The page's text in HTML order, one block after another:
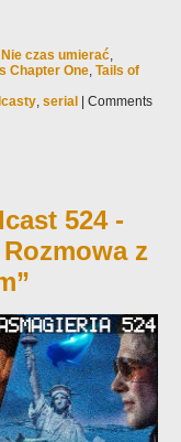
Nie czas umierać,
Chapter One, Tails of
, serial
Comments
524 -
z